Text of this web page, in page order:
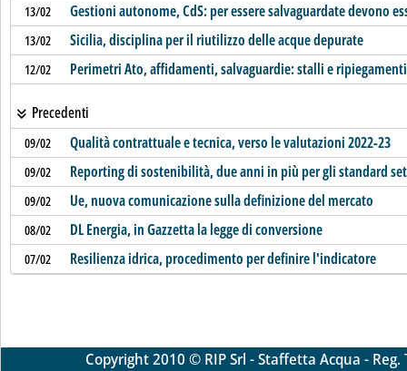
13/02 Gestioni autonome, CdS: per essere salvaguardate devono
13/02 Sicilia, disciplina per il riutilizzo delle acque depurate
12/02 Perimetri Ato, affidamenti, salvaguardie: stalli e ripiegamenti
Precedenti
09/02 Qualità contrattuale e tecnica, verso le valutazioni 2022-23
09/02 Reporting di sostenibilità, due anni in più per gli standard
09/02 Ue, nuova comunicazione sulla definizione del mercato
08/02 DL Energia, in Gazzetta la legge di conversione
07/02 Resilienza idrica, procedimento per definire l'indicatore
Copyright 2010 © RIP Srl - Staffetta Acqua -